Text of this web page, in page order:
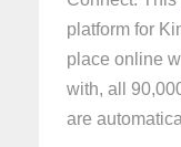
platform for
place online
with, all
are